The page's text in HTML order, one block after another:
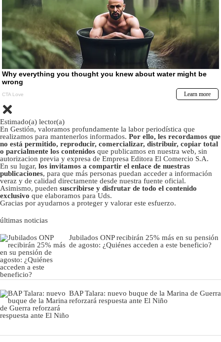
Estimado(a) lector(a)
En Gestión, valoramos profundamente la labor periodística que
realizamos para mantenerlos informados. Por ello, les recordamos que
no está permitido, reproducir, comercializar, distribuir, copiar total
o parcialmente los contenidos que publicamos en nuestra web, sin
autorizacion previa y expresa de Empresa Editora El Comercio S.A.
En su lugar, los invitamos a compartir el enlace de nuestras
publicaciones, para que más personas puedan acceder a información
veraz y de calidad directamente desde nuestra fuente oficial.
Asimismo, pueden suscribirse y disfrutar de todo el contenido
exclusivo que elaboramos para Uds.
Gracias por ayudarnos a proteger y valorar este esfuerzo.
últimas noticias
Jubilados ONP recibirán 25% más en su pensión
de agosto: ¿Quiénes acceden a este beneficio?
BAP Talara: nuevo buque de la Marina de Guerra
reforzará respuesta ante El Niño